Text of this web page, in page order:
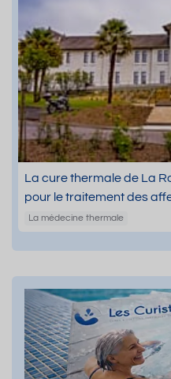
La cure thermale de La
pour le traitement des
La médecine thermale